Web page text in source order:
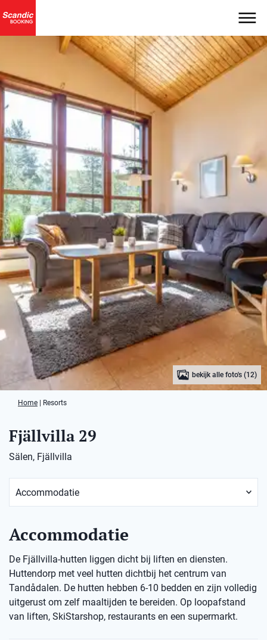
bekijk alle foto's (12)
Home Resorts
Fjällvilla 29
Sälen, Fjällvilla
Accommodatie
De Fjällvilla-hutten liggen dicht bij liften en diensten.
Huttendorp met veel hutten dichtbij het centrum van
Tandådalen. De hutten hebben 6-10 bedden en zijn volledig
uitgerust om zelf maaltijden te bereiden. Op loopafstand
van liften, SkiStarshop, restaurants en een supermarkt.